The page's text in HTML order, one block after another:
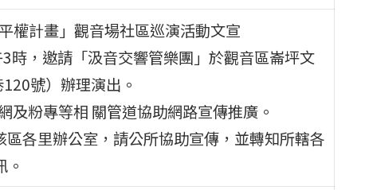
權計畫」觀音場社區巡演活動文宣
時，邀請「汲音交響管樂團」於觀音區崙坪文
號）辦理演出。
及粉專等相 關管道協助網路宣傳推廣。
各里辦公室，請公所協助宣傳，並轉知所轄各